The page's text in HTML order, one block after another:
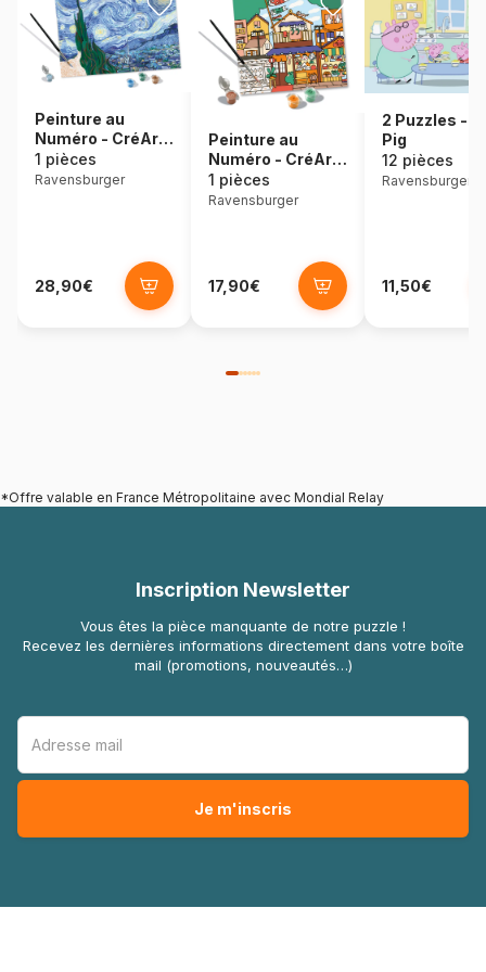
Peinture au
Numéro - CréArt
- Art Collection -
Van Gogh - La
1 pièces
Ravensburger
28,90€
Peinture au
Numéro - CréArt
- Kawaii Street -
Niniwanted
1 pièces
Ravensburger
17,90€
2 Puzzles -
Pig
12 pièces
Ravensburger
11,50€
*Offre valable en France Métropolitaine avec Mondial Relay
Inscription Newsletter
Vous êtes la pièce manquante de notre puzzle !
Recevez les dernières informations directement dans votre boîte
mail (promotions, nouveautés…)